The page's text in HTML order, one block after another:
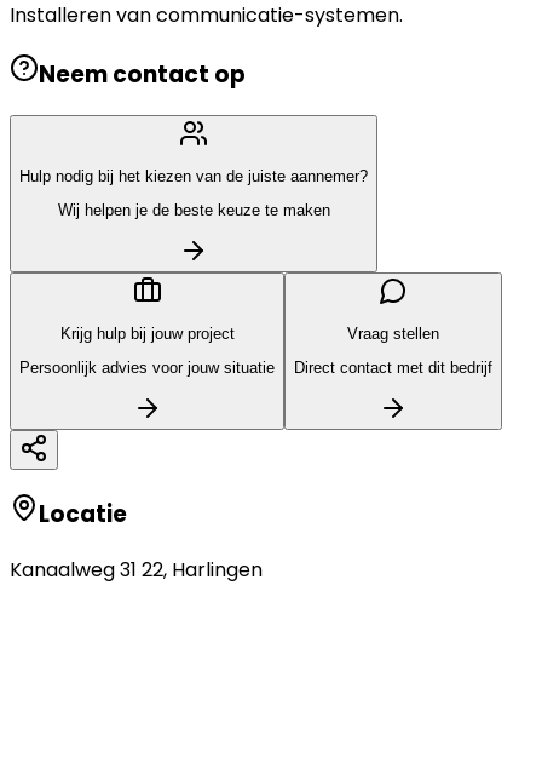
Installeren van communicatie-systemen.
Neem contact op
Hulp nodig bij het kiezen van de juiste aannemer?
Wij helpen je de beste keuze te maken
Krijg hulp bij jouw project
Persoonlijk advies voor jouw situatie
Vraag stellen
Direct contact met dit bedrijf
Locatie
Kanaalweg 31 22, Harlingen